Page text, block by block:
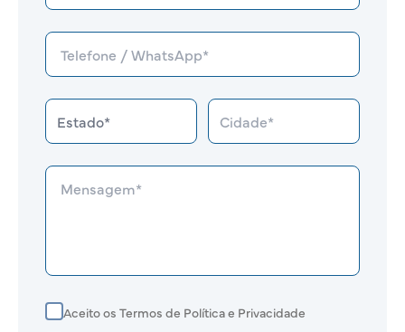
Aceito os Termos de Política e Privacidade